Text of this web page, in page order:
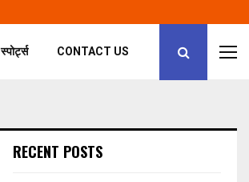
स्पोर्ट्स CONTACT US
RECENT POSTS